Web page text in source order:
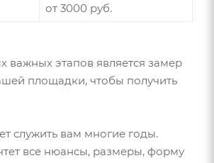
от 3000 руб.
важных этапов является замер
площадки, чтобы получить
служить вам многие годы.
все нюансы, размеры, форму